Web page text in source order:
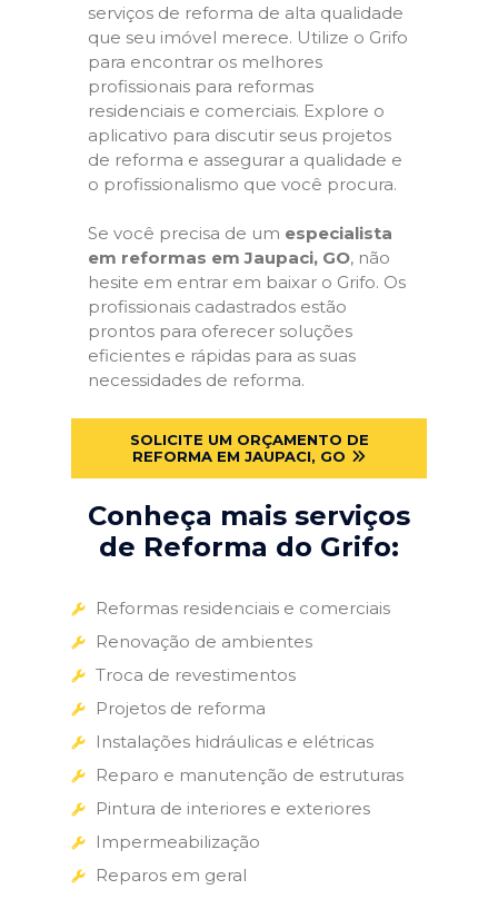
serviços de reforma de alta qualidade
que seu imóvel merece. Utilize o Grifo
para encontrar os melhores
profissionais para reformas
residenciais e comerciais. Explore o
aplicativo para discutir seus projetos
de reforma e assegurar a qualidade e
o profissionalismo que você procura.
Se você precisa de um especialista
em reformas em Jaupaci, GO, não
hesite em entrar em baixar o Grifo. Os
profissionais cadastrados estão
prontos para oferecer soluções
eficientes e rápidas para as suas
necessidades de reforma.
SOLICITE UM ORÇAMENTO DE
REFORMA EM JAUPACI, GO
Conheça mais serviços
de Reforma do Grifo:
Reformas residenciais e comerciais
Renovação de ambientes
Troca de revestimentos
Projetos de reforma
Instalações hidráulicas e elétricas
Reparo e manutenção de estruturas
Pintura de interiores e exteriores
Impermeabilização
Reparos em geral